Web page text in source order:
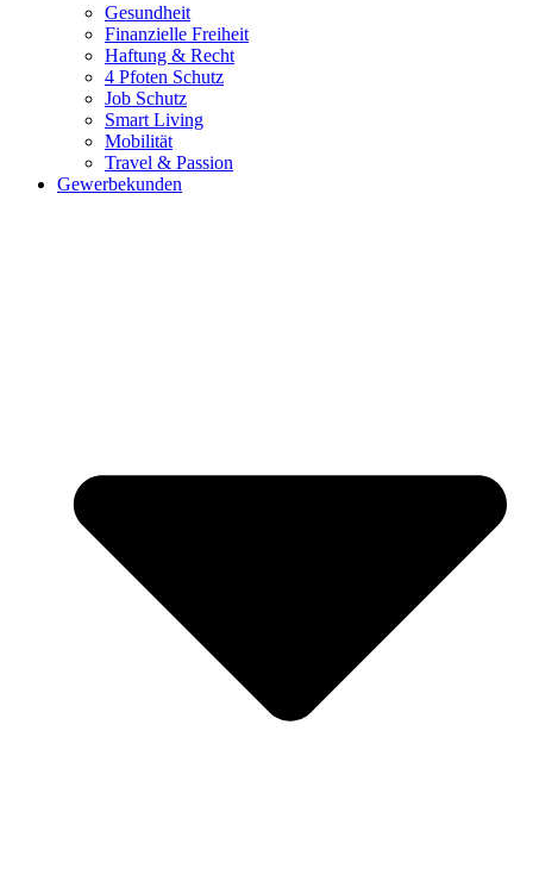
Gesundheit
Finanzielle Freiheit
Haftung & Recht
4 Pfoten Schutz
Job Schutz
Smart Living
Mobilität
Travel & Passion
Gewerbekunden